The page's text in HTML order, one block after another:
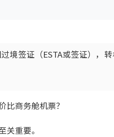
境签证（ESTA或签证），
比商务舱机票？
关重要。